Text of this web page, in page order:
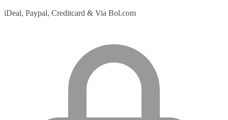
iDeal, Paypal, Creditcard & Via Bol.com